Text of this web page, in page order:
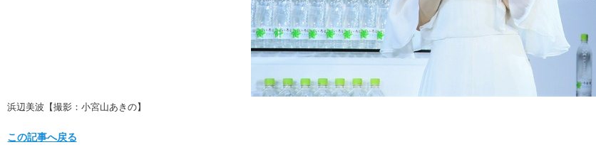
浜辺美波【撮影：小宮山あきの】
この記事へ戻る